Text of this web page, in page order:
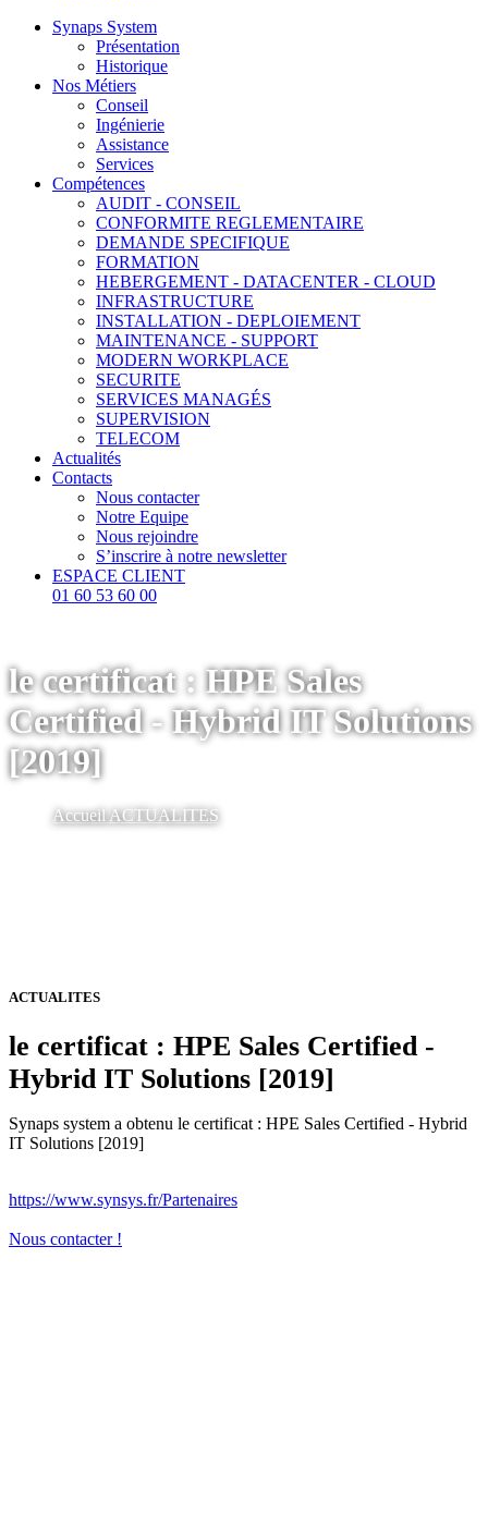
Synaps System
Présentation
Historique
Nos Métiers
Conseil
Ingénierie
Assistance
Services
Compétences
AUDIT - CONSEIL
CONFORMITE REGLEMENTAIRE
DEMANDE SPECIFIQUE
FORMATION
HEBERGEMENT - DATACENTER - CLOUD
INFRASTRUCTURE
INSTALLATION - DEPLOIEMENT
MAINTENANCE - SUPPORT
MODERN WORKPLACE
SECURITE
SERVICES MANAGÉS
SUPERVISION
TELECOM
Actualités
Contacts
Nous contacter
Notre Equipe
Nous rejoindre
S’inscrire à notre newsletter
ESPACE CLIENT
01 60 53 60 00
le certificat : HPE Sales
Certified - Hybrid IT Solutions
[2019]
AccueilACTUALITES
ACTUALITES
le certificat : HPE Sales Certified -
Hybrid IT Solutions [2019]
Synaps system a obtenu le certificat : HPE Sales Certified - Hybrid
IT Solutions [2019]
https://www.synsys.fr/Partenaires
Nous contacter !